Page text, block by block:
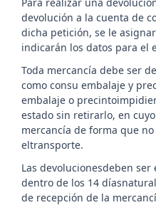
devolución a la cuenta de
dicha petición, se le
indicarán los datos para el
Toda mercancía debe ser
como consu embalaje y
embalaje o
estado sin retirarlo, en
mercancía de forma que
eltransporte.
Las devolucionesdeben
dentro de los 14
de recepción de la